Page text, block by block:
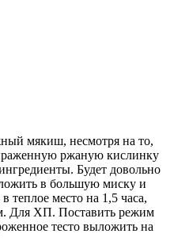
мякиш, несмотря на то,
ржаную кислинку
Будет довольно
в большую миску и
теплое место на 1,5 часа,
Для ХП. Поставить режим
тесто выложить на